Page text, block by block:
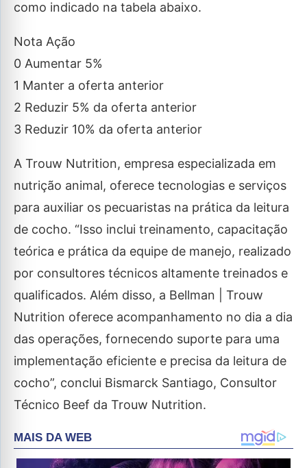
como indicado na tabela abaixo.
Nota Ação
0 Aumentar 5%
1 Manter a oferta anterior
2 Reduzir 5% da oferta anterior
3 Reduzir 10% da oferta anterior
A Trouw Nutrition, empresa especializada em
nutrição animal, oferece tecnologias e serviços
para auxiliar os pecuaristas na prática da leitura
de cocho. “Isso inclui treinamento, capacitação
teórica e prática da equipe de manejo, realizado
por consultores técnicos altamente treinados e
qualificados. Além disso, a Bellman | Trouw
Nutrition oferece acompanhamento no dia a dia
das operações, fornecendo suporte para uma
implementação eficiente e precisa da leitura de
cocho”, conclui Bismarck Santiago, Consultor
Técnico Beef da Trouw Nutrition.